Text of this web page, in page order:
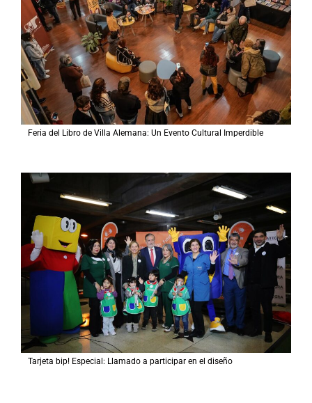
Feria del Libro de Villa Alemana: Un Evento Cultural Imperdible
Tarjeta bip! Especial: Llamado a participar en el diseño